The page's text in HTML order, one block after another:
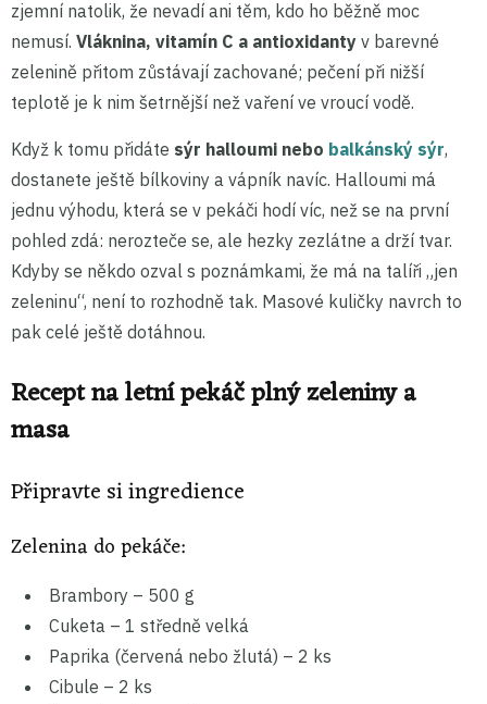
zjemní natolik, že nevadí ani těm, kdo ho běžně moc
nemusí. Vláknina, vitamín C a antioxidanty v barevné
zelenině přitom zůstávají zachované; pečení při nižší
teplotě je k nim šetrnější než vaření ve vroucí vodě.
Když k tomu přidáte sýr halloumi nebo balkánský sýr,
dostanete ještě bílkoviny a vápník navíc. Halloumi má
jednu výhodu, která se v pekáči hodí víc, než se na první
pohled zdá: nerozteče se, ale hezky zezlátne a drží tvar.
Kdyby se někdo ozval s poznámkami, že má na talíři „jen
zeleninu“, není to rozhodně tak. Masové kuličky navrch to
pak celé ještě dotáhnou.
Recept na letní pekáč plný zeleniny a
masa
Připravte si ingredience
Zelenina do pekáče:
Brambory – 500 g
Cuketa – 1 středně velká
Paprika (červená nebo žlutá) – 2 ks
Cibule – 2 ks